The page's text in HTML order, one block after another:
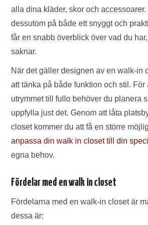
alla dina kläder, skor och accessoarer.
dessutom på både ett snyggt och
får en snabb överblick över vad du
saknar.
När det gäller designen av en walk-in
att tänka på både funktion och stil. För
utrymmet till fullo behöver du planera
uppfylla just det. Genom att låta
closet kommer du att få en större
anpassa din walk in closet till din
egna behov.
Fördelar med en walk in closet
Fördelarna med en walk-in closet är
dessa är: